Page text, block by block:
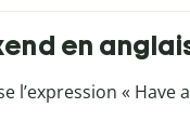
en
l’expression «